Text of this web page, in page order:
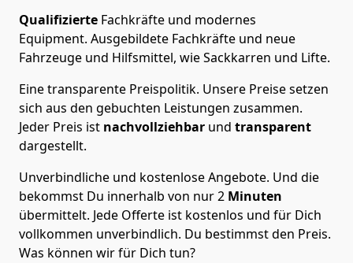
Qualifizierte Fachkräfte und modernes
Equipment. Ausgebildete Fachkräfte und neue
Fahrzeuge und Hilfsmittel, wie Sackkarren und Lifte.
Eine transparente Preispolitik. Unsere Preise setzen
sich aus den gebuchten Leistungen zusammen.
Jeder Preis ist nachvollziehbar und transparent
dargestellt.
Unverbindliche und kostenlose Angebote. Und die
bekommst Du innerhalb von nur2 Minuten
übermittelt. Jede Offerte ist kostenlos und für Dich
vollkommen unverbindlich. Du bestimmst den Preis.
Was können wir für Dich tun?